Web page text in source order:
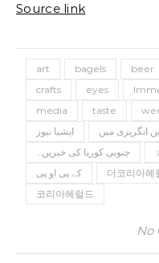
Source link
art bagels beer
crafts
eyes
media
taste
ایشیا نیوز
انگریزی میں
جنوبی کوریا کی خبریں۔
کے پی او پی
더코리아헤
코리아헤럴드
No